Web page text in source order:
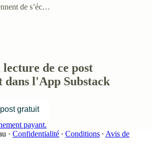
de s’éc…
de ce post
dans l'App Substack
gratuit
payant.
· Confidentialité ∙ Conditions ∙ Avis de